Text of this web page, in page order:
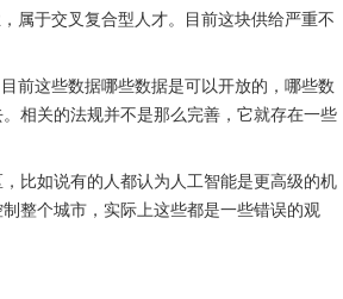
属于交叉复合型人才。目前这块供给严重不
前这些数据哪些数据是可以开放的，哪些数
相关的法规并不是那么完善，它就存在一些
比如说有的人都认为人工智能是更高级的机
整个城市，实际上这些都是一些错误的观